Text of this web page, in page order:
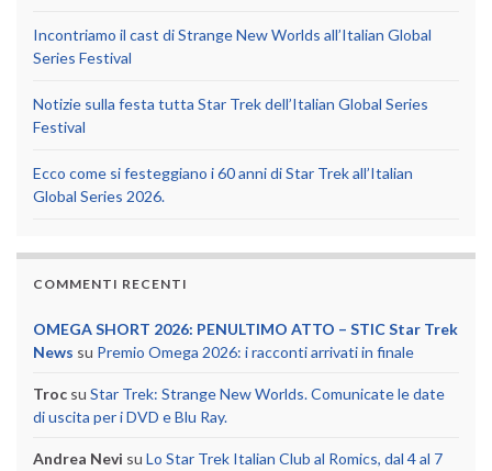
Incontriamo il cast di Strange New Worlds all’Italian Global
Series Festival
Notizie sulla festa tutta Star Trek dell’Italian Global Series
Festival
Ecco come si festeggiano i 60 anni di Star Trek all’Italian
Global Series 2026.
COMMENTI RECENTI
OMEGA SHORT 2026: PENULTIMO ATTO – STIC Star Trek
News su Premio Omega 2026: i racconti arrivati in finale
Troc su Star Trek: Strange New Worlds. Comunicate le date
di uscita per i DVD e Blu Ray.
Andrea Nevi su Lo Star Trek Italian Club al Romics, dal 4 al 7